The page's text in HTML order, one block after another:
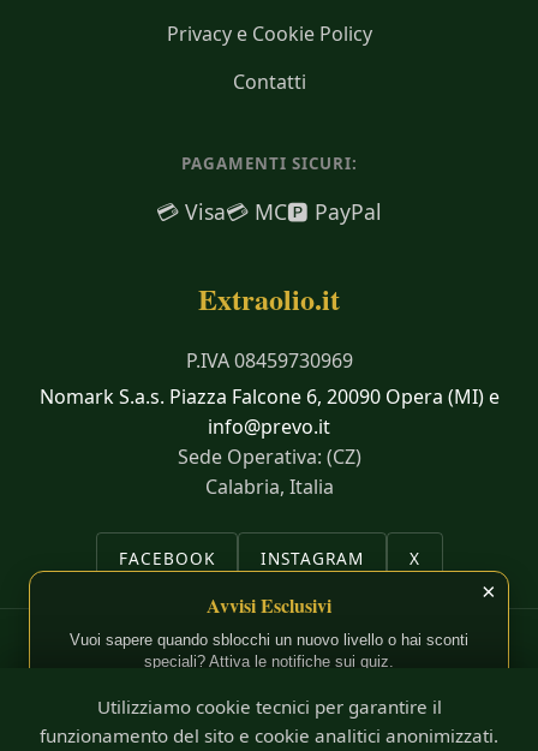
×
Avvisi Esclusivi
Vuoi sapere quando sblocchi un nuovo livello o hai sconti
speciali? Attiva le notifiche sui quiz.
Attiva Notifiche
Privacy e Cookie Policy
Contatti
PAGAMENTI SICURI:
💳 Visa💳 MC🅿️ PayPal
Extraolio.it
P.IVA 08459730969
Nomark S.a.s. Piazza Falcone 6, 20090 Opera (MI) e
info@prevo.it
Sede Operativa: (CZ)
Calabria, Italia
FACEBOOK INSTAGRAM X
© 2025 Olio ExtraVergine di Oliva -Extraolio.it
Utilizziamo cookie tecnici per garantire il
funzionamento del sito e cookie analitici anonimizzati.